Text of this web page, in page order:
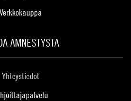
Verkkokauppa
AMNESTYSTA
Yhteystiedot